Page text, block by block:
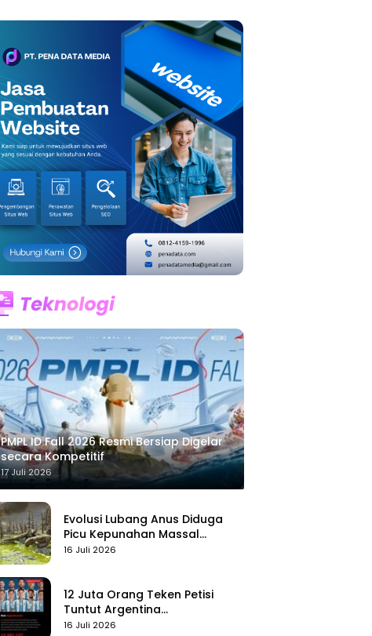
PMPL ID Fall 2026 Resmi Bersiap Digelar
secara Kompetitif
17 Juli 2026
Evolusi Lubang Anus Diduga
Picu Kepunahan Massal
Pertama di Bumi
16 Juli 2026
12 Juta Orang Teken Petisi
Tuntut Argentina
Didiskualifikasi
16 Juli 2026